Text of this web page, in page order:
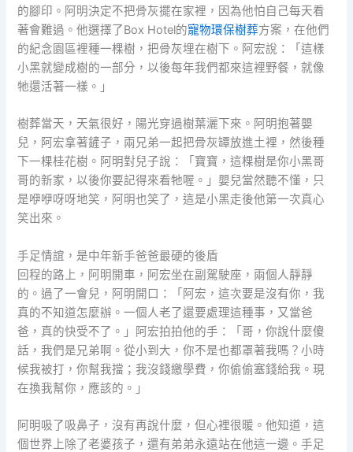
的腳印。阿明決定不把骨灰擺在家裡，因為他怕自己每天看
著會難過。他選擇了Box Hotel的寵物環保樹葬方案，在他們
的紀念園區裡種一棵樹，把骨灰埋在樹下。阿宏說：「這樣
小黑就變成樹的一部分，以後每年我們都來這裡野餐，就像
牠還活著一樣。」
樹葬當天，天氣很好，陽光穿過樹葉灑下來。阿明抱著嬰
兒，阿宏拿著鏟子，兩兄弟一起把骨灰罈放進土裡，然後種
下一棵桂花樹。阿明對兒子說：「寶寶，這棵樹是你小黑哥
哥的新家，以後你要記得來看牠喔。」嬰兒當然聽不懂，只
是咿咿呀呀地笑，阿明也笑了，這是小黑走後他第一次真心
笑出來。
手足情誼，是中年新手爸爸最硬的後盾
回程的路上，阿明開車，阿宏坐在副駕駛座，兩個人靜靜
的。過了一會兒，阿明開口：「阿宏，這次要是沒有你，我
真的不知道怎麼辦。一個人老了還要處理這種事，又當爸
爸，真的快受不了。」阿宏拍拍他的手：「哥，你說什麼傻
話，我們是兄弟啊。從小到大，你不是也都罩著我嗎？小時
候我被打，你幫我擋；我沒錢繳學費，你偷偷塞錢給我。現
在換我幫你，應該的。」
阿明吸了吸鼻子，沒有再說什麼，但心裡很暖。他知道，這
個世界上除了老婆孩子，還有弟弟永遠站在他這一邊。手足